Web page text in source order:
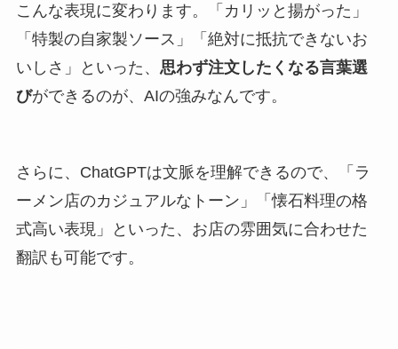
こんな表現に変わります。「カリッと揚がった」
「特製の自家製ソース」「絶対に抵抗できないお
いしさ」といった、 思わず注文したくなる言葉選
びができるのが、AIの強みなんです。
さらに、ChatGPTは文脈を理解できるので、「ラ
ーメン店のカジュアルなトーン」「懐石料理の格
式高い表現」といった、お店の雰囲気に合わせた
翻訳も可能です。